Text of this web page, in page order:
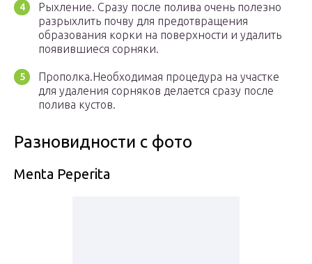
Рыхление. Сразу после полива очень полезно
разрыхлить почву для предотвращения
образования корки на поверхности и удалить
появившиеся сорняки.
Прополка.Необходимая процедура на участке
для удаления сорняков делается сразу после
полива кустов.
Разновидности с фото
Menta Peperita